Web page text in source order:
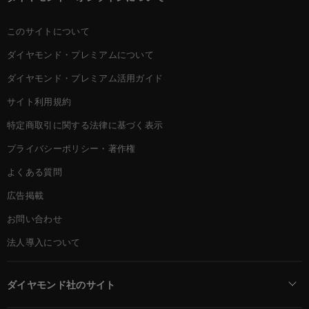
このサイトについて
ダイヤモンド・プレミアムについて
ダイヤモンド・プレミアム活用ガイド
サイト利用規約
特定商取引に関する法律に基づく表示
プライバシーポリシー・著作権
よくある質問
広告掲載
お問い合わせ
法人導入について
ダイヤモンド社のサイト